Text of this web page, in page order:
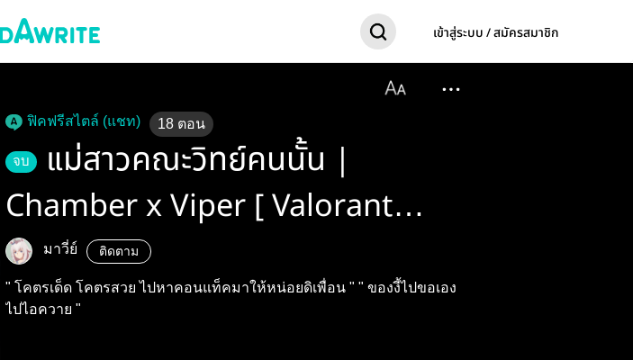
เข้าสู่ระบบ / สมัครสมาชิก
ฟิคฟรีสไตล์ (แชท) 18 ตอน
จบ
แม่สาวคณะวิทย์คนนั้น |
Chamber x Viper [ Valorant
Fiction ]
มาวี่ย์ ติดตาม
" โคตรเด็ด โคตรสวย ไปหาคอนแท็คมาให้หน่อยดิเพื่อน " " ของงี้ไปขอเอง
ไปไอควาย "